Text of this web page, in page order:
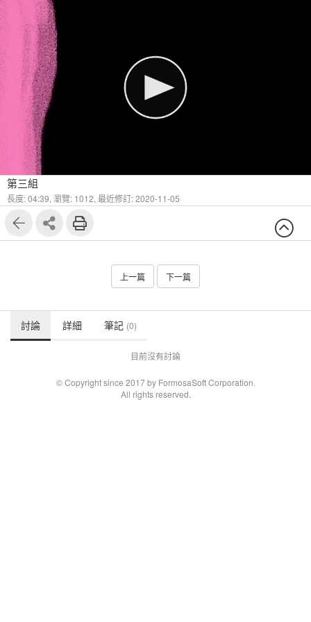
第三組
長度: 04:39, 瀏覽: 1012, 最近修訂: 2020-11-05
上一篇 下一篇
討論 詳細 筆記 (0)
目前沒有討論
© Copyright since 2017 by FormosaSoft Corporation.
All rights reserved.